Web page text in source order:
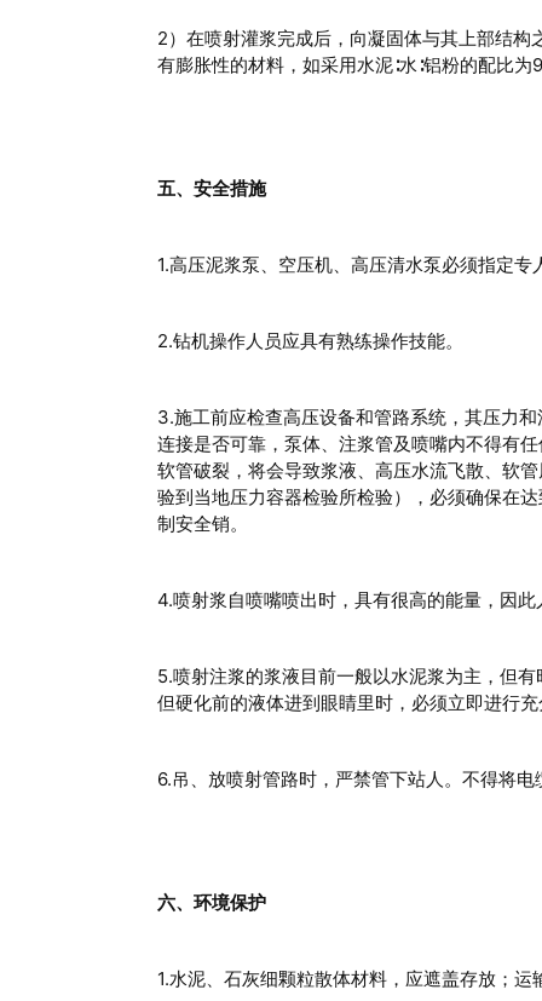
2）在喷射灌浆完成后，向凝固体与其上部结
有膨胀性的材料，如采用水泥∶水∶铝粉的配比为
五、安全措施
1.高压泥浆泵、空压机、高压清水泵必须指定
2.钻机操作人员应具有熟练操作技能。
3.施工前应检查高压设备和管路系统，其压力
连接是否可靠，泵体、注浆管及喷嘴内不得有
软管破裂，将会导致浆液、高压水流飞散、软
验到当地压力容器检验所检验），必须确保在
制安全销。
4.喷射浆自喷嘴喷出时，具有很高的能量，因
5.喷射注浆的浆液目前一般以水泥浆为主，但
但硬化前的液体进到眼睛里时，必须立即进行
6.吊、放喷射管路时，严禁管下站人。不得将
六、环境保护
1.水泥、石灰细颗粒散体材料，应遮盖存放；